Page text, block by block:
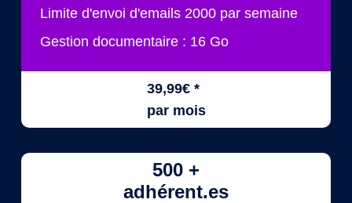
Limite d'envoi d'emails 2000 par semaine
Gestion documentaire : 16 Go
39,99€ *
par mois
500 +
adhérent.es